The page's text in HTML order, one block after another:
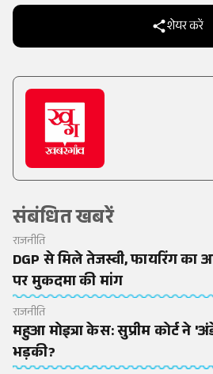
शेयर करें
संबंधित खबरें
राजनीति
DGP से मिले तेजस्वी, फायरिंग
पर मुकदमा की मांग
राजनीति
महुआ मोइत्रा केस: सुप्रीम कोर्ट ने
भड़की?